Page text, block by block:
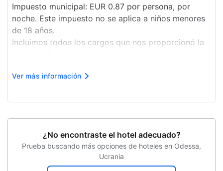
Traslados al aeropuerto
Servicio de traslado de área (de pago)
Impuesto municipal: EUR 0.87 por persona, por
noche. Este impuesto no se aplica a niños menores
de 18 años.
Incluimos todos los cargos que nos proporcionó la
habitación solo ida.
posible que los impuestos no estén incluidos.
Ver más información
¿No encontraste el hotel adecuado?
Prueba buscando más opciones de hoteles en Odessa,
Ucrania